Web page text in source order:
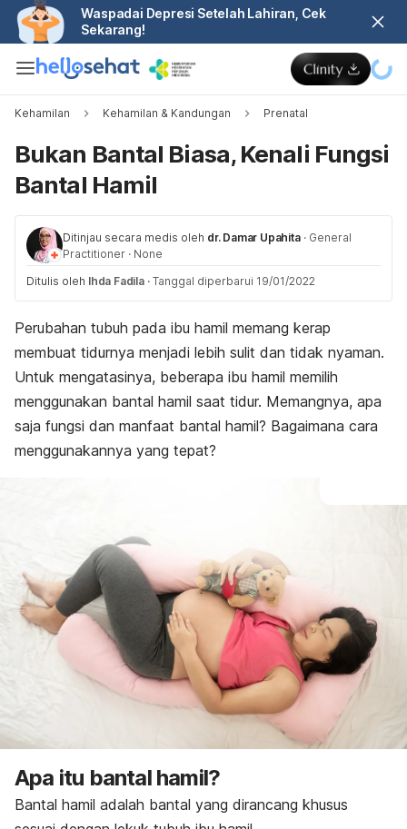
Waspadai Depresi Setelah Lahiran, Cek
Sekarang!
Kehamilan Kehamilan & Kandungan Prenatal
Bukan Bantal Biasa, Kenali Fungsi
Bantal Hamil
Ditinjau secara medis oleh dr. Damar Upahita · General
Practitioner · None
Ditulis oleh Ihda Fadila · Tanggal diperbarui 19/01/2022
Perubahan tubuh pada ibu hamil memang kerap
membuat tidurnya menjadi lebih sulit dan tidak nyaman.
Untuk mengatasinya, beberapa ibu hamil memilih
menggunakan bantal hamil saat tidur. Memangnya, apa
saja fungsi dan manfaat bantal hamil? Bagaimana cara
menggunakannya yang tepat?
Apa itu bantal hamil?
Bantal hamil adalah bantal yang dirancang khusus